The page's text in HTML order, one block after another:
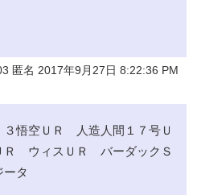
匿名 2017年9月27日 8:22:36 PM
悟空ＵＲ 人造人間１７号Ｕ
Ｒ ウィスＵＲ バーダックＳ
タ